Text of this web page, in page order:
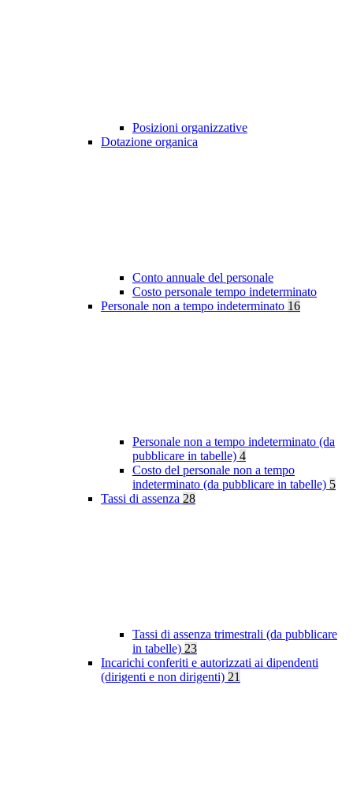
Posizioni organizzative
Dotazione organica
Conto annuale del personale
Costo personale tempo indeterminato
Personale non a tempo indeterminato 16
Personale non a tempo indeterminato (da
pubblicare in tabelle) 4
Costo del personale non a tempo
indeterminato (da pubblicare in tabelle) 5
Tassi di assenza 28
Tassi di assenza trimestrali (da pubblicare
in tabelle) 23
Incarichi conferiti e autorizzati ai dipendenti
(dirigenti e non dirigenti) 21